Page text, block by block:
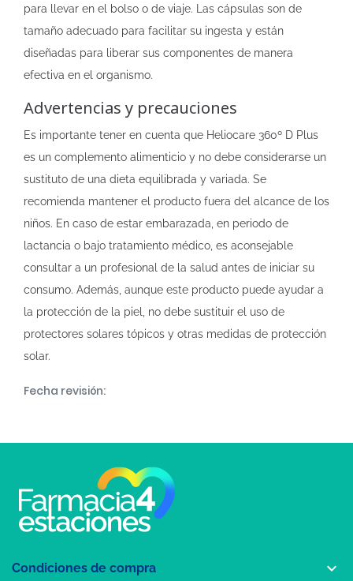
para llevar en el bolso o de viaje. Las cápsulas son de
tamaño adecuado para facilitar su ingesta y están
diseñadas para liberar sus componentes de manera
efectiva en el organismo.
Advertencias y precauciones
Es importante tener en cuenta que Heliocare 360º D Plus
es un complemento alimenticio y no debe considerarse un
sustituto de una dieta equilibrada y variada. Se
recomienda mantener el producto fuera del alcance de los
niños. En caso de estar embarazada, en periodo de
lactancia o bajo tratamiento médico, es aconsejable
consultar a un profesional de la salud antes de iniciar su
consumo. Además, aunque este producto puede ayudar a
la protección de la piel, no debe sustituir el uso de
protectores solares tópicos y otras medidas de protección
solar.
Fecha revisión:
Condiciones de compra 